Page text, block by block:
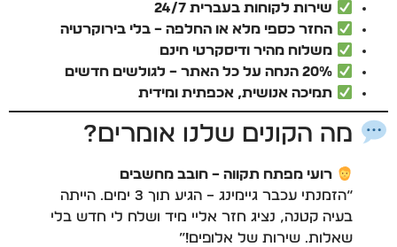
שירות לקוחות בעברית 24/7
החזר כספי מלא או החלפה – בלי בירוקרטיה
משלוח מהיר ודיסקרטי חינם
20% הנחה על כל האתר – לגולשים חדשים
תמיכה אנושית, אכפתית ומידית
מה הקונים שלנו אומרים?
רועי מפתח תקווה – חובב מחשבים
“הזמנתי עכבר גיימינג – הגיע תוך 3 ימים. הייתה
בעיה קטנה, נציג חזר אליי מיד ושלח לי חדש בלי
שאלות. שירות של אלופים!”